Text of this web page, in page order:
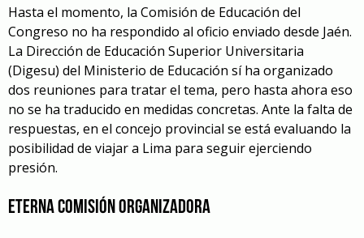
Hasta el momento, la Comisión de Educación del
Congreso no ha respondido al oficio enviado desde Jaén.
La Dirección de Educación Superior Universitaria
(Digesu) del Ministerio de Educación sí ha organizado
dos reuniones para tratar el tema, pero hasta ahora eso
no se ha traducido en medidas concretas. Ante la falta de
respuestas, en el concejo provincial se está evaluando la
posibilidad de viajar a Lima para seguir ejerciendo
presión.
Eterna comisión organizadora